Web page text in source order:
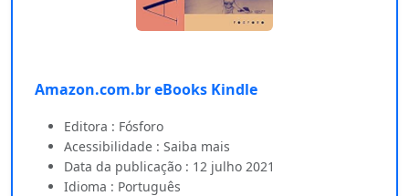
Amazon.com.br eBooks Kindle
Editora : Fósforo
Acessibilidade : Saiba mais
Data da publicação : 12 julho 2021
Idioma : Português